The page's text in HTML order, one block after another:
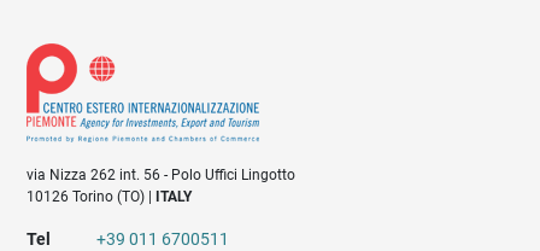
via Nizza 262 int. 56 - Polo Uffici Lingotto
10126 Torino (TO) |
ITALY
Tel
+39 011 6700511